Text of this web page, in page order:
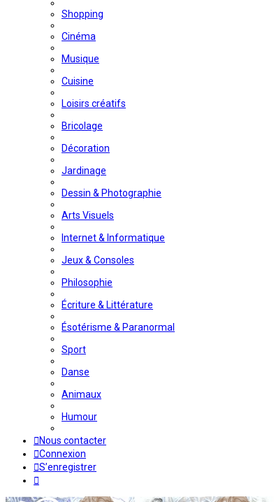
Shopping
Cinéma
Musique
Cuisine
Loisirs créatifs
Bricolage
Décoration
Jardinage
Dessin & Photographie
Arts Visuels
Internet & Informatique
Jeux & Consoles
Philosophie
Écriture & Littérature
Ésotérisme & Paranormal
Sport
Danse
Animaux
Humour
Nous contacter
Connexion
S’enregistrer